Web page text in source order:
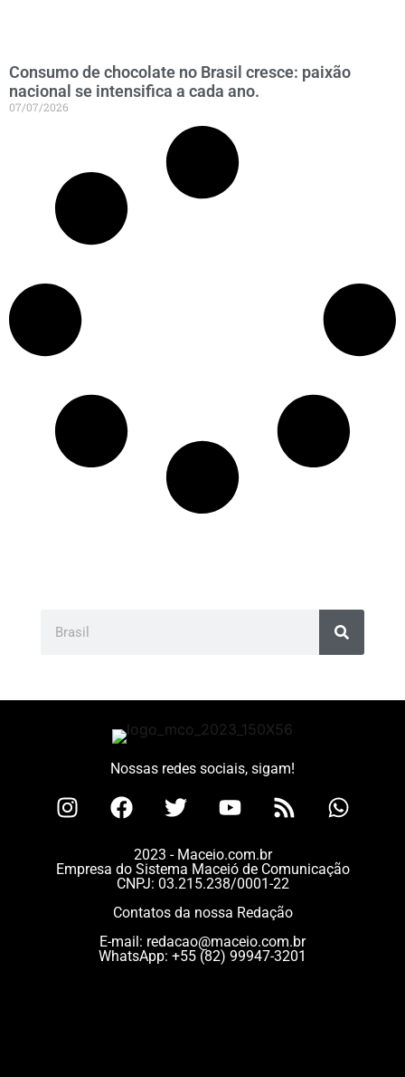
Consumo de chocolate no Brasil cresce: paixão
nacional se intensifica a cada ano.
07/07/2026
Nossas redes sociais, sigam!
2023 - Maceio.com.br
Empresa do Sistema Maceió de Comunicação
CNPJ: 03.215.238/0001-22
Contatos da nossa Redação
E-mail: redacao@maceio.com.br
WhatsApp: +55 (82) 99947-3201